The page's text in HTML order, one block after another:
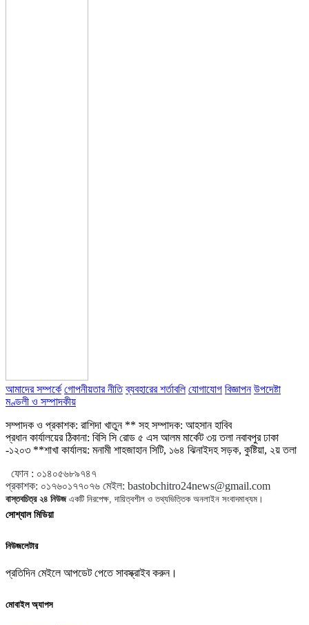
আমাদের সম্পর্কে গোপনীয়তার নীতি ব্যবহারের শর্তাবলি যোগাযোগ বিজ্ঞাপন উপদেষ্টা
মণ্ডলী ও সম্পাদকীয়
সম্পাদক ও প্রকাশক: রাশিদা খাতুন ** সহ সম্পাদক: আহসান হাবিব
প্রধান কার্যালয়ের ঠিকানা: বিসি সি রোড ৫ এস আলম মার্কেট ৩য় তলা নবাবপুর ঢাকা
-১২০৩ **শাখা কার্যালয়: মনামী শাহজাহান সিটি, ১৬৪ ঝিনাইদহ সড়ক, কুষ্টিয়া, ২য় তলা
ফোন : ০১৪০৫৬৮৯৭৪৭
প্রকাশক: ০১৭৬০১৭৭০৭৬ মেইল: bastobchitro24news@gmail.com
বাস্তবচিত্র ২৪ নিউজএকটি নিরপেক্ষ, দায়িত্বশীল ও তথ্যভিত্তিক অনলাইন সংবাদমাধ্যম।
সোশ্যাল মিডিয়া
নিউজলেটার
প্রতিদিন মেইলে আপডেট পেতে সাবস্ক্রাইব করুন।
মোবাইল অ্যাপস